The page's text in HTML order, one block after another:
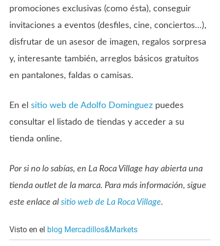
promociones exclusivas (como ésta), conseguir
invitaciones a eventos (desfiles, cine, conciertos…),
disfrutar de un asesor de imagen, regalos sorpresa
y, interesante también, arreglos básicos gratuítos
en pantalones, faldas o camisas.
En elsitio web de Adolfo Dominguez puedes
consultar el listado de tiendas y acceder a su
tienda online.
Por si no lo sabías, en La Roca Village hay abierta una
tienda outlet de la marca. Para más información, sigue
este enlace alsitio web de La Roca Village.
Visto en el blog Mercadillos&Markets